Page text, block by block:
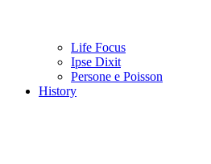
Life Focus
Ipse Dixit
Persone e Poisson
History